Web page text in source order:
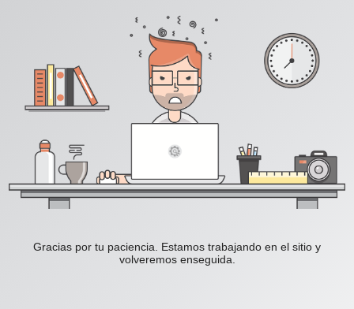
Gracias por tu paciencia. Estamos trabajando en el sitio y
volveremos enseguida.